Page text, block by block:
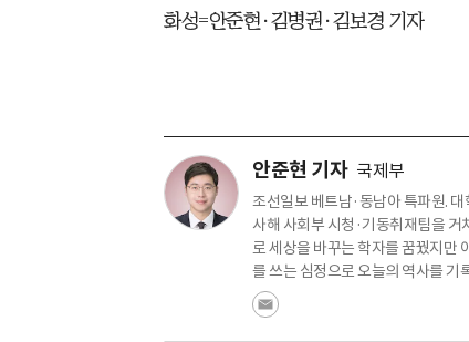
화성=안준현·김병권·김보경 기자
안준현 기자 국제부
조선일보 베트남·동남아 특파원.
사해 사회부 시청·기동취재팀을 거
로 세상을 바꾸는 학자를 꿈꿨지만
를 쓰는 심정으로 오늘의 역사를 기